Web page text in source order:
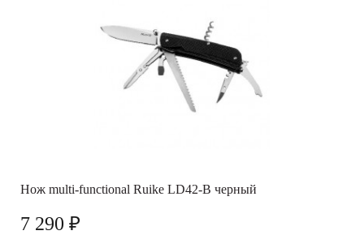
Нож multi-functional Ruike LD42-B черный
7 290 ₽